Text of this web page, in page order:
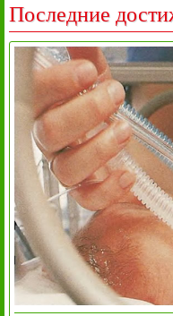
Последние